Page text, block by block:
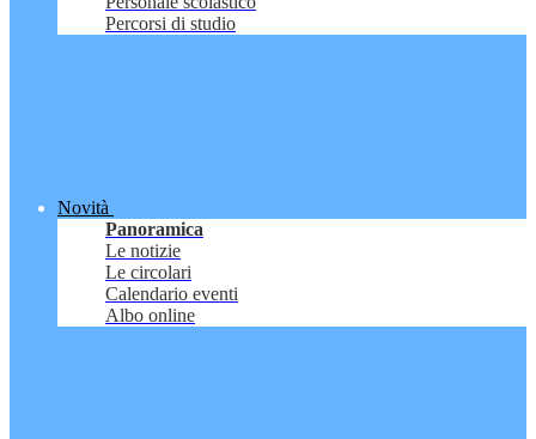
Percorsi di studio
Novità
Panoramica
Le notizie
Le circolari
Calendario eventi
Albo online